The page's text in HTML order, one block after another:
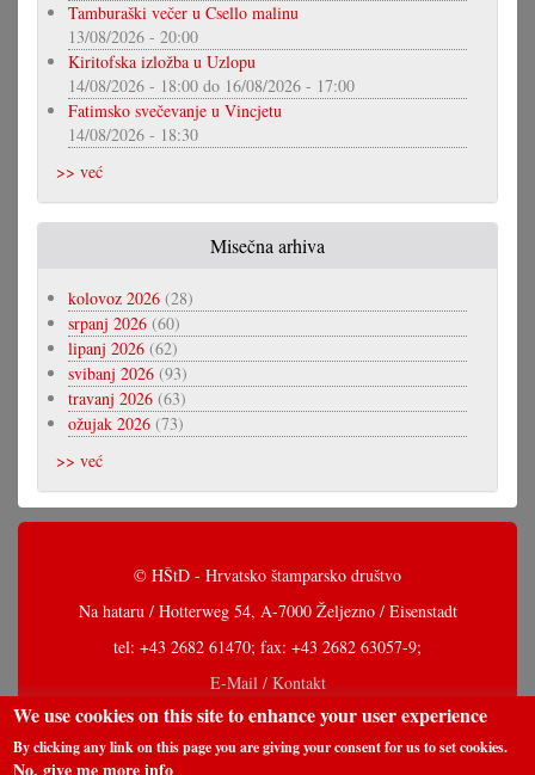
Tamburaški večer u Csello malinu
13/08/2026 - 20:00
Kiritofska izložba u Uzlopu
14/08/2026 - 18:00 do 16/08/2026 - 17:00
Fatimsko svečevanje u Vincjetu
14/08/2026 - 18:30
>> već
Misečna arhiva
kolovoz 2026 (28)
srpanj 2026 (60)
lipanj 2026 (62)
svibanj 2026 (93)
travanj 2026 (63)
ožujak 2026 (73)
>> već
© HŠtD - Hrvatsko štamparsko društvo
Na hataru / Hotterweg 54, A-7000 Željezno / Eisenstadt
tel: +43 2682 61470; fax: +43 2682 63057-9;
E-Mail / Kontakt
We use cookies on this site to enhance your user experience
By clicking any link on this page you are giving your consent for us to set cookies.
No, give me more info